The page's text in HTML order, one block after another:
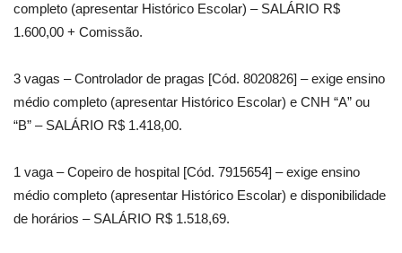
completo (apresentar Histórico Escolar) – SALÁRIO R$
1.600,00 + Comissão.
3 vagas – Controlador de pragas [Cód. 8020826] – exige ensino
médio completo (apresentar Histórico Escolar) e CNH “A” ou
“B” – SALÁRIO R$ 1.418,00.
1 vaga – Copeiro de hospital [Cód. 7915654] – exige ensino
médio completo (apresentar Histórico Escolar) e disponibilidade
de horários – SALÁRIO R$ 1.518,69.